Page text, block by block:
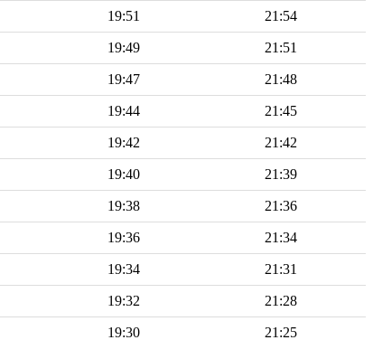
19:51 21:54
19:49 21:51
19:47 21:48
19:44 21:45
19:42 21:42
19:40 21:39
19:38 21:36
19:36 21:34
19:34 21:31
19:32 21:28
19:30 21:25